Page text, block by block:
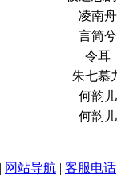
凌南舟
言简兮
令耳
朱七慕
何韵儿
何韵儿
| 网站导航 | 客服电话